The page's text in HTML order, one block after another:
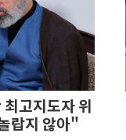
고지도자 위
랍지 않아"